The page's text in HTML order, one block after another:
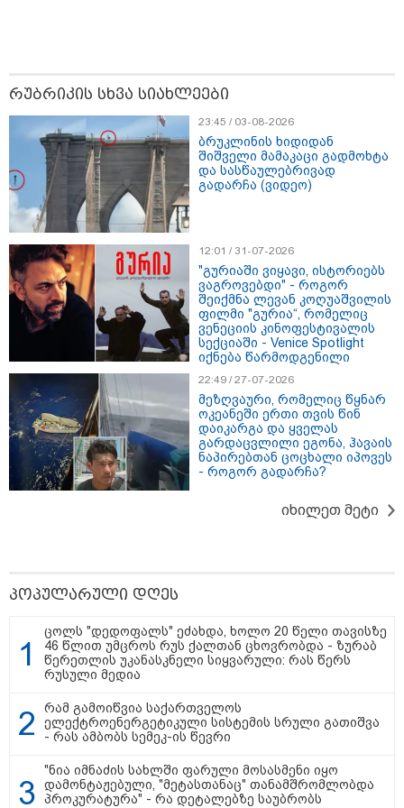
პატიმრობა ემუქრებათ
არასრულწლოვნებს?
რა გახდა “სამგორის” მეტროში
სტუდენტის გარდაცვალების
მიზეზი - ცნობილია ექსპერტიზის
პასუხი
Faceამბები
10:58 / 06-08-2026
"დადგება დრო და თქვენი დღევანდელი
"პოსტაობა" საკუთარ თავთან
შეგარცხვენთ... თქვენი შეცდომა არის
დანაშაულის ტოლფასი" - ეკა კუპატაძე
ნანუკა ჟორჟოლიანს
რუბრიკის სხვა სიახლეები
23:45 / 03-08-2026
ბრუკლინის ხიდიდან
შიშველი მამაკაცი გადმოხტა
და სასწაულებრივად
გადარჩა (ვიდეო)
12:01 / 31-07-2026
"გურიაში ვიყავი, ისტორიებს
ვაგროვებდი" - როგორ
შეიქმნა ლევან კოღუაშვილის
ფილმი "გურია“, რომელიც
ვენეციის კინოფესტივალის
სექციაში - Venice Spotlight
იქნება წარმოდგენილი
22:49 / 27-07-2026
მეზღვაური, რომელიც წყნარ
ოკეანეში ერთი თვის წინ
დაიკარგა და ყველას
გარდაცვლილი ეგონა, ჰავაის
ნაპირებთან ცოცხალი იპოვეს
- როგორ გადარჩა?
იხილეთ მეტი
პოპულარული დღეს
ცოლს "დედოფალს" ეძახდა, ხოლო 20 წელი თავისზე
46 წლით უმცროს რუს ქალთან ცხოვრობდა - ზურაბ
წერეთლის უკანასკნელი სიყვარული: რას წერს
რუსული მედია
რამ გამოიწვია საქართველოს
ელექტროენერგეტიკული სისტემის სრული გათიშვა
- რას ამბობს სემეკ-ის წევრი
"ნია იმნაძის სახლში ფარული მოსასმენი იყო
დამონტაჟებული, "მეტასთანაც" თანამშრომლობდა
პროკურატურა" - რა დეტალებზე საუბრობს